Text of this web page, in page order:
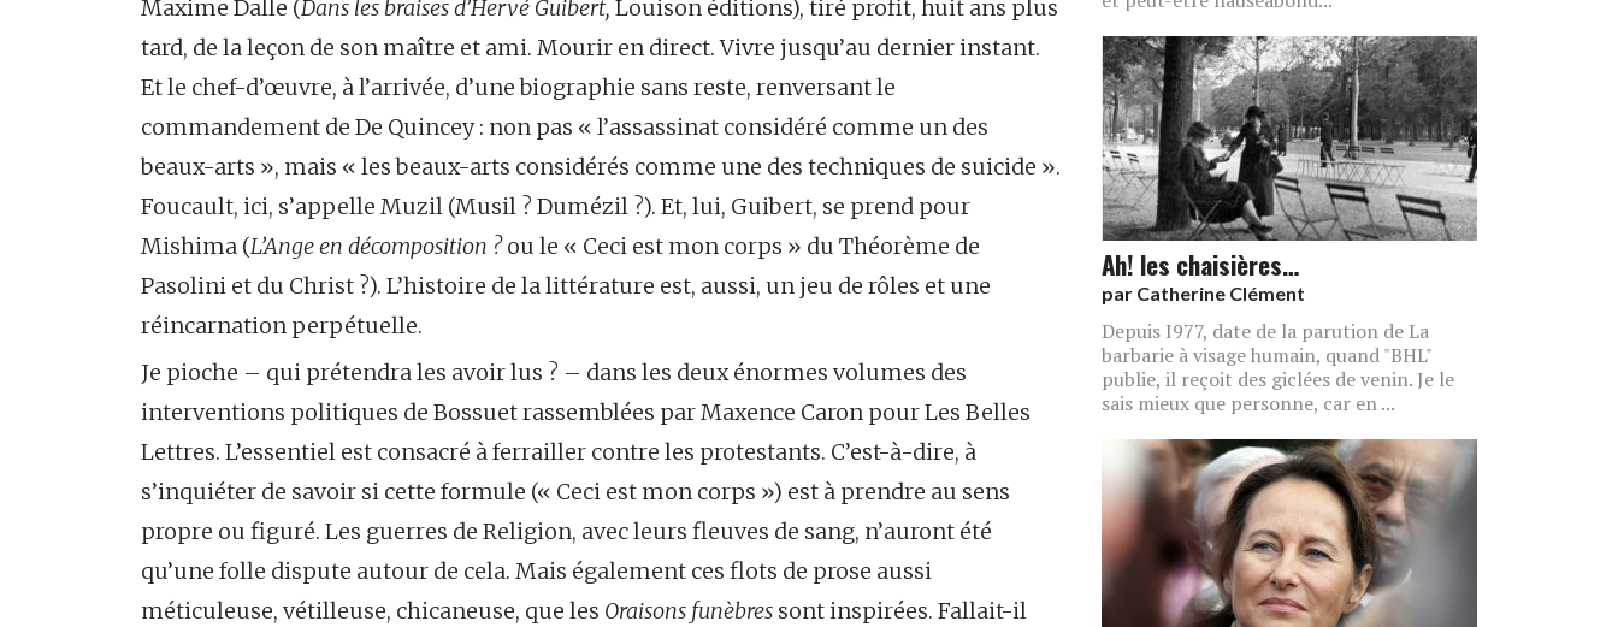
Maxime Dalle (Dans les braises d’Hervé Guibert, Louison éditions), tiré profit, huit ans plus
tard, de la leçon de son maître et ami. Mourir en direct. Vivre jusqu’au dernier instant.
Et le chef-d’œuvre, à l’arrivée, d’une biographie sans reste, renversant le
commandement de De Quincey : non pas « l’assassinat considéré comme un des
beaux-arts », mais « les beaux-arts considérés comme une des techniques de suicide ».
Foucault, ici, s’appelle Muzil (Musil ? Dumézil ?). Et, lui, Guibert, se prend pour
Mishima (L’Ange en décomposition ?ou le « Ceci est mon corps » du Théorème de
Pasolini et du Christ ?). L’histoire de la littérature est, aussi, un jeu de rôles et une
réincarnation perpétuelle.
Je pioche – qui prétendra les avoir lus ? – dans les deux énormes volumes des
interventions politiques de Bossuet rassemblées par Maxence Caron pour Les Belles
Lettres. L’essentiel est consacré à ferrailler contre les protestants. C’est-à-dire, à
s’inquiéter de savoir si cette formule (« Ceci est mon corps ») est à prendre au sens
propre ou figuré. Les guerres de Religion, avec leurs fleuves de sang, n’auront été
qu’une folle dispute autour de cela. Mais également ces flots de prose aussi
méticuleuse, vétilleuse, chicaneuse, que les Oraisons funèbres sont inspirées. Fallait-il
Ah! les chaisières…
par Catherine Clément
Depuis I977, date de la parution de La
barbarie à visage humain, quand "BHL"
publie, il reçoit des giclées de venin. Je le
sais mieux que personne, car en ...